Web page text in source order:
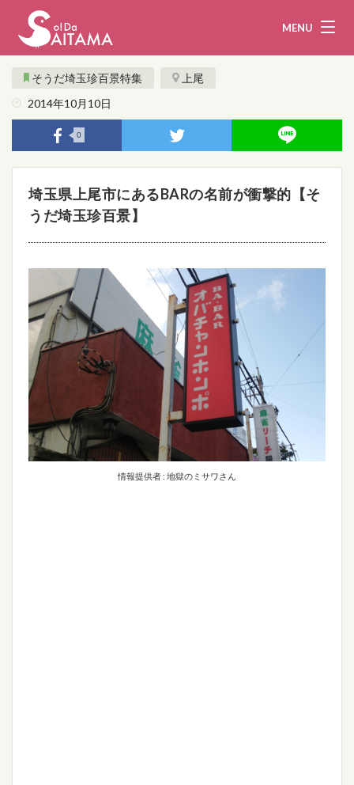
MENU
娯楽・観光
企業・団体 教育・医療
行政 まとめ！
地域から探す
募集！ お問い合わせ
運営団体 ライター
そうだ埼玉珍百景特集
上尾
2014年10月10日
0
埼玉県上尾市にあるBARの名前が衝撃的【そ
うだ埼玉珍百景】
情報提供者 : 地獄のミサワさん